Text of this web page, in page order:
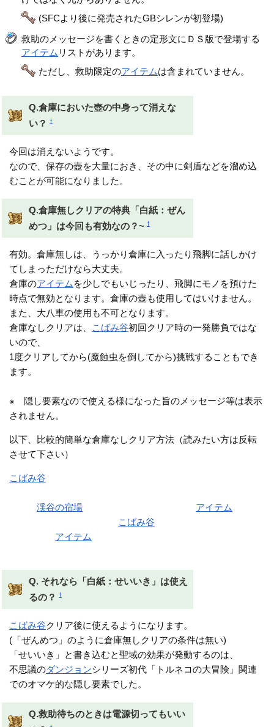
(SFCより後に発売されたGBシレンが初登場)
救助のメッセージを書くときの定形文にＤＳ版で登場する
アイテム リストがあります。
ただし、救助限定のアイテムは含まれていません。
Q.倉庫においた壺の中身って消えな
い？
†
今回は消えないようです。
なので、保存の壺を大量におき、その中に剣盾などを溜め込
むことが可能になりました。
Q.倉庫無しクリアの特典「白紙：ぜん
めつ」は今回も有効なの？~ †
有効。倉庫無しは、うっかり倉庫に入ったり飛脚に話しかけ
てしまっただけなら大丈夫。
倉庫のアイテム を少しでもいじったり、飛脚にモノを預けた
時点で無効となります。倉庫の壺も使用してはいけません。
また、大八車の使用も不可となります。
倉庫なしクリアは、
こばみ谷初回クリア時の一発勝負ではな
いので、
1度クリアしてから(魔蝕虫を倒してから)挑戦することもでき
ます。
※ 隠し要素なので使える様になった旨のメッセージ等は表示
されません。
以下、比較的簡単な倉庫なしクリア方法（読みたい方は反転
させて下さい）
こばみ谷
その後渓谷の宿場 アイテム
こばみ谷
アイテム
Q. それなら「白紙：せいいき」は使え
るの？
†
こばみ谷クリア後に使えるようになります。
(「ぜんめつ」のように倉庫無しクリアの条件は無い)
「せいいき」と書き込むと聖域の効果が発動するのは、
不思議のダンジョンシリーズ初代「トルネコの大冒険」関連
でのオマケ的な隠し要素でした。
Q.救助待ちのときは電源切ってもいい